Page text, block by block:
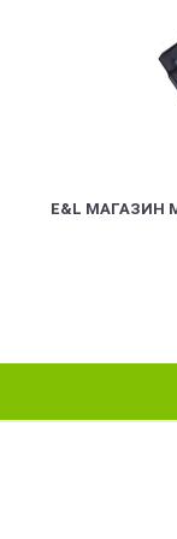
E&L МАГАЗИН